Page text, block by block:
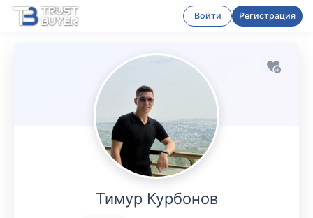
Войти Регистрация
Тимур Курбонов